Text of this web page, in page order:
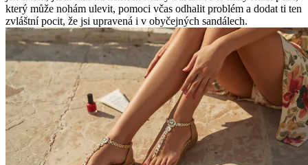
který může nohám ulevit, pomoci včas odhalit problém a dodat ti ten
zvláštní pocit, že jsi upravená i v obyčejných sandálech.